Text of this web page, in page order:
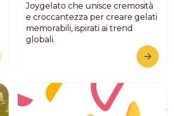
Joygelato che unisce cremosità
e croccantezza per creare gelati
memorabili, ispirati ai trend
globali.